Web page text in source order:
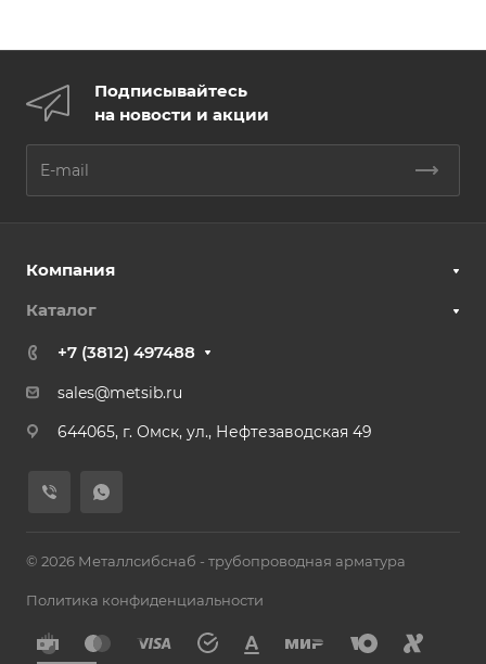
Подписывайтесь
на новости и акции
Компания
Каталог
+7 (3812) 497488
sales@metsib.ru
644065, г. Омск, ул., Нефтезаводская 49
© 2026 Металлсибснаб - трубопроводная арматура
Политика конфиденциальности